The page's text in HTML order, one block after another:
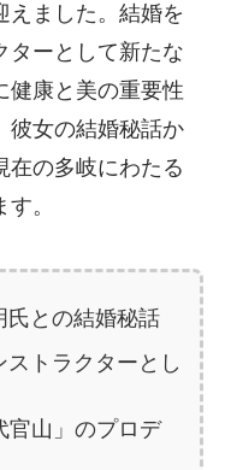
えました。結婚を
ターとして新たな
健康と美の重要性
彼女の結婚秘話か
在の多岐にわたる
。
氏との結婚秘話
トラクターとし
官山」のプロデ